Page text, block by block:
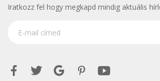
Iratkozz fel hogy megkapd mindig aktuális